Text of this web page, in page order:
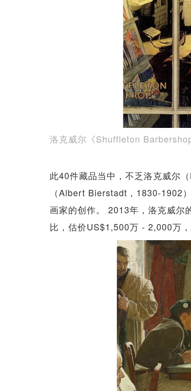
洛克威尔《Shuffleton
此40件藏品当中，不乏洛克威尔
（Albert Bierstadt，1830-1902
画家的创作。 2013年，洛克威尔
比，估价US$1,500万 - 2,000万